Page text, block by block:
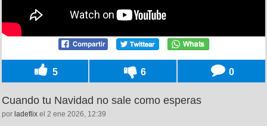
5 6 0
Cuando tu Navidad no sale como esperas
por ladeflix el 2 ene 2026, 12:39